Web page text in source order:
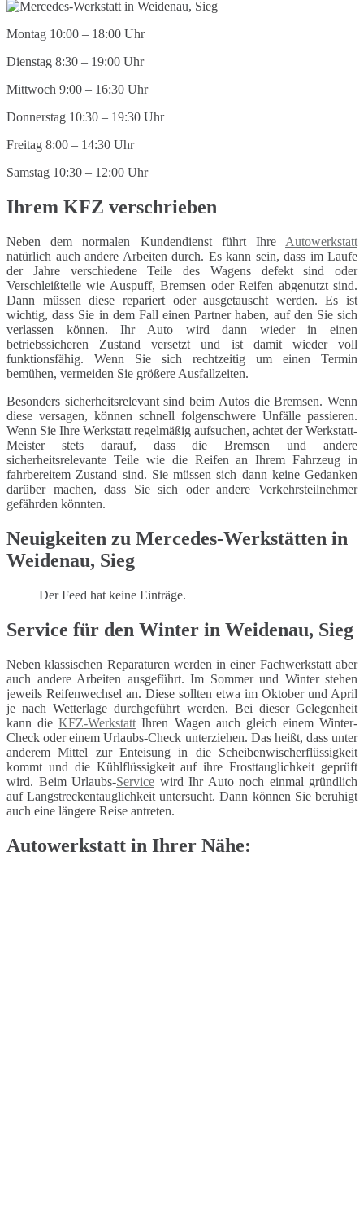
Montag 10:00 – 18:00 Uhr
Dienstag 8:30 – 19:00 Uhr
Mittwoch 9:00 – 16:30 Uhr
Donnerstag 10:30 – 19:30 Uhr
Freitag 8:00 – 14:30 Uhr
Samstag 10:30 – 12:00 Uhr
Ihrem KFZ verschrieben
Neben dem normalen Kundendienst führt Ihre Autowerkstatt
natürlich auch andere Arbeiten durch. Es kann sein, dass im Laufe
der Jahre verschiedene Teile des Wagens defekt sind oder
Verschleißteile wie Auspuff, Bremsen oder Reifen abgenutzt sind.
Dann müssen diese repariert oder ausgetauscht werden. Es ist
wichtig, dass Sie in dem Fall einen Partner haben, auf den Sie sich
verlassen können. Ihr Auto wird dann wieder in einen
betriebssicheren Zustand versetzt und ist damit wieder voll
funktionsfähig. Wenn Sie sich rechtzeitig um einen Termin
bemühen, vermeiden Sie größere Ausfallzeiten.
Besonders sicherheitsrelevant sind beim Autos die Bremsen. Wenn
diese versagen, können schnell folgenschwere Unfälle passieren.
Wenn Sie Ihre Werkstatt regelmäßig aufsuchen, achtet der Werkstatt-
Meister stets darauf, dass die Bremsen und andere
sicherheitsrelevante Teile wie die Reifen an Ihrem Fahrzeug in
fahrbereitem Zustand sind. Sie müssen sich dann keine Gedanken
darüber machen, dass Sie sich oder andere Verkehrsteilnehmer
gefährden könnten.
Neuigkeiten zu Mercedes-Werkstätten in
Weidenau, Sieg
Der Feed hat keine Einträge.
Service für den Winter in Weidenau, Sieg
Neben klassischen Reparaturen werden in einer Fachwerkstatt aber
auch andere Arbeiten ausgeführt. Im Sommer und Winter stehen
jeweils Reifenwechsel an. Diese sollten etwa im Oktober und April
je nach Wetterlage durchgeführt werden. Bei dieser Gelegenheit
kann dieKFZ-Werkstatt Ihren Wagen auch gleich einem Winter-
Check oder einem Urlaubs-Check unterziehen. Das heißt, dass unter
anderem Mittel zur Enteisung in die Scheibenwischerflüssigkeit
kommt und die Kühlflüssigkeit auf ihre Frosttauglichkeit geprüft
wird. Beim Urlaubs-Service wird Ihr Auto noch einmal gründlich
auf Langstreckentauglichkeit untersucht. Dann können Sie beruhigt
auch eine längere Reise antreten.
Autowerkstatt in Ihrer Nähe: